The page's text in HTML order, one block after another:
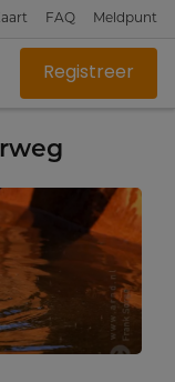
FAQ Meldpunt
Registreer